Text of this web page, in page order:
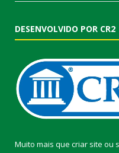
DESENVOLVIDO POR CR2
Muito mais que criar site ou